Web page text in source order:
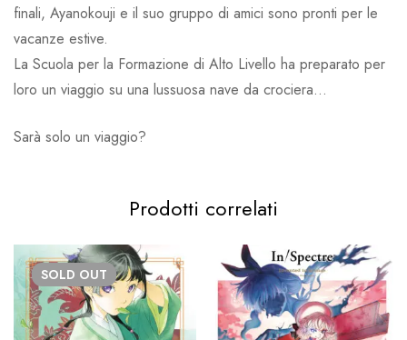
finali, Ayanokouji e il suo gruppo di amici sono pronti per le
vacanze estive.
La Scuola per la Formazione di Alto Livello ha preparato per
loro un viaggio su una lussuosa nave da crociera…
Sarà solo un viaggio?
Prodotti correlati
SOLD OUT